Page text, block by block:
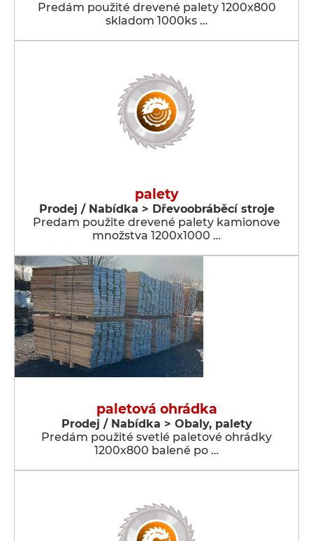
Predám použité drevené palety 1200x800
skladom 1000ks …
palety
Prodej / Nabídka > Dřevoobráběcí stroje
Predam použite drevené palety kamionove
množstva 1200x1000 …
paletová ohrádka
Prodej / Nabídka > Obaly, palety
Predám použité svetlé paletové ohrádky
1200x800 balené po …